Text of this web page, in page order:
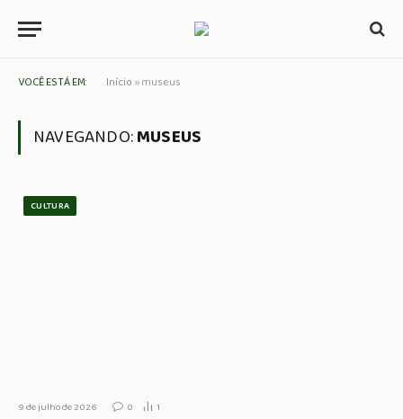
VOCÊ ESTÁ EM: Início »museus
NAVEGANDO:MUSEUS
CULTURA
9 de julho de 2026 0 1